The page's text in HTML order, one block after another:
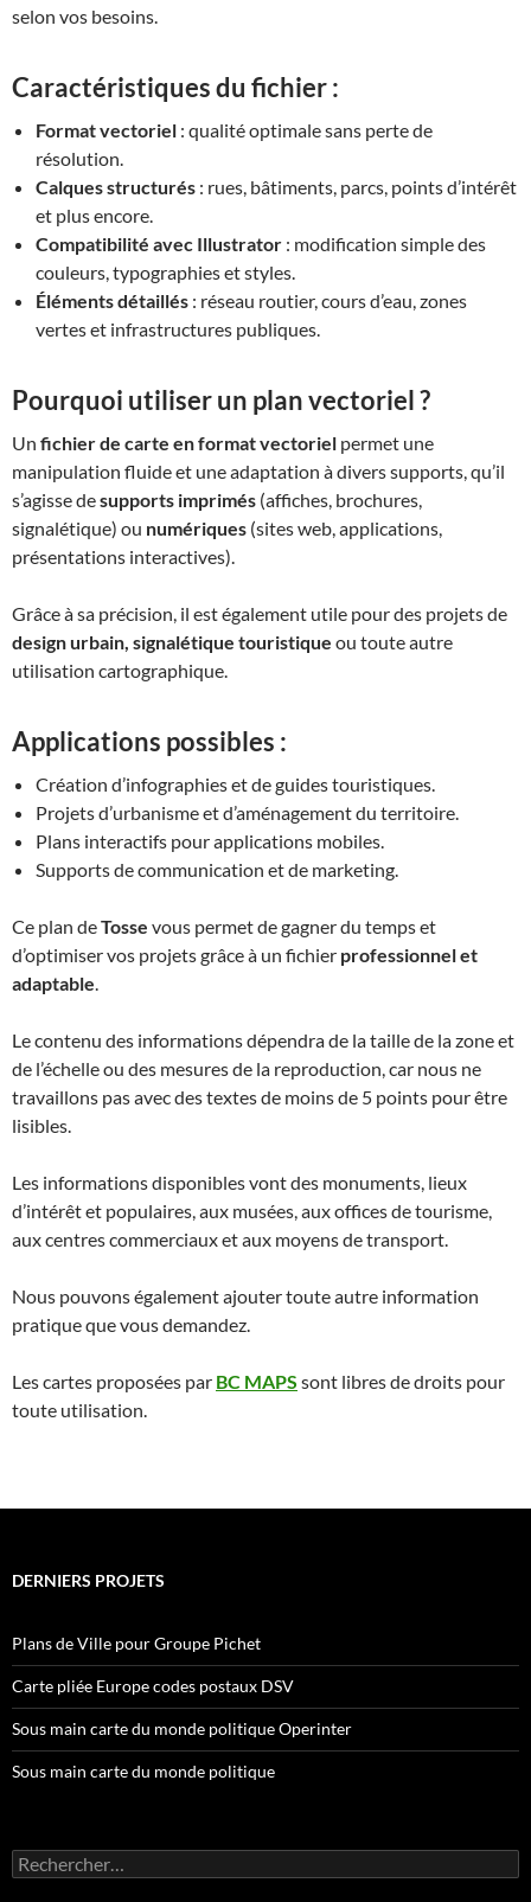
selon vos besoins.
Caractéristiques du fichier :
Format vectoriel : qualité optimale sans perte de
résolution.
Calques structurés : rues, bâtiments, parcs, points d’intérêt
et plus encore.
Compatibilité avec Illustrator : modification simple des
couleurs, typographies et styles.
Éléments détaillés : réseau routier, cours d’eau, zones
vertes et infrastructures publiques.
Pourquoi utiliser un plan vectoriel ?
Un fichier de carte en format vectoriel permet une
manipulation fluide et une adaptation à divers supports, qu’il
s’agisse desupports imprimés (affiches, brochures,
signalétique) ou numériques (sites web, applications,
présentations interactives).
Grâce à sa précision, il est également utile pour des projets de
design urbain, signalétique touristique ou toute autre
utilisation cartographique.
Applications possibles :
Création d’infographies et de guides touristiques.
Projets d’urbanisme et d’aménagement du territoire.
Plans interactifs pour applications mobiles.
Supports de communication et de marketing.
Ce plan deTosse vous permet de gagner du temps et
d’optimiser vos projets grâce à un fichier professionnel et
adaptable.
Le contenu des informations dépendra de la taille de la zone et
de l’échelle ou des mesures de la reproduction, car nous ne
travaillons pas avec des textes de moins de 5 points pour être
lisibles.
Les informations disponibles vont des monuments, lieux
d’intérêt et populaires, aux musées, aux offices de tourisme,
aux centres commerciaux et aux moyens de transport.
Nous pouvons également ajouter toute autre information
pratique que vous demandez.
Les cartes proposées par BC MAPS sont libres de droits pour
toute utilisation.
DERNIERS PROJETS
Plans de Ville pour Groupe Pichet
Carte pliée Europe codes postaux DSV
Sous main carte du monde politique Operinter
Sous main carte du monde politique
Rechercher :